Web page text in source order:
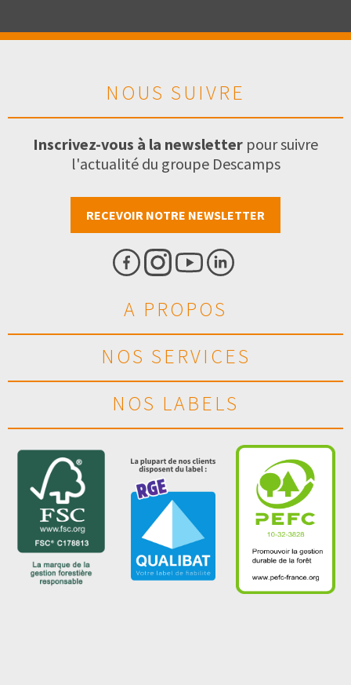
NOUS SUIVRE
Inscrivez-vous à la newsletter pour suivre
l'actualité du groupe Descamps
RECEVOIR NOTRE NEWSLETTER
A PROPOS
NOS SERVICES
NOS LABELS